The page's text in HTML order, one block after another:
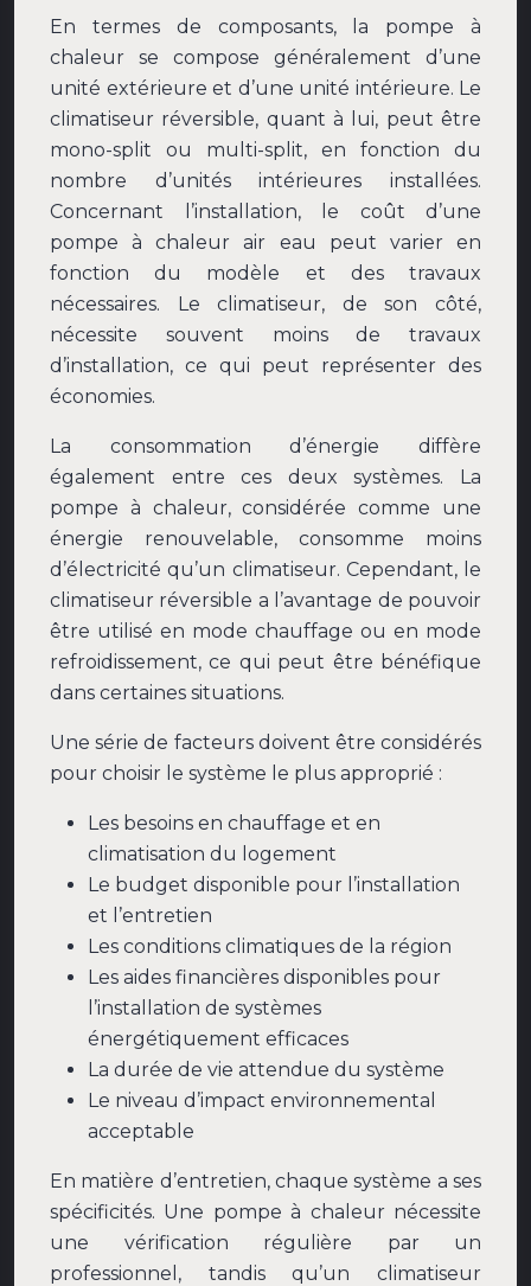
En termes de composants, la pompe à
chaleur se compose généralement d’une
unité extérieure et d’une unité intérieure. Le
climatiseur réversible, quant à lui, peut être
mono-split ou multi-split, en fonction du
nombre d’unités intérieures installées.
Concernant l’installation, le coût d’une
pompe à chaleur air eau peut varier en
fonction du modèle et des travaux
nécessaires. Le climatiseur, de son côté,
nécessite souvent moins de travaux
d’installation, ce qui peut représenter des
économies.
La consommation d’énergie diffère
également entre ces deux systèmes. La
pompe à chaleur, considérée comme une
énergie renouvelable, consomme moins
d’électricité qu’un climatiseur. Cependant, le
climatiseur réversible a l’avantage de pouvoir
être utilisé en mode chauffage ou en mode
refroidissement, ce qui peut être bénéfique
dans certaines situations.
Une série de facteurs doivent être considérés
pour choisir le système le plus approprié :
Les besoins en chauffage et en
climatisation du logement
Le budget disponible pour l’installation
et l’entretien
Les conditions climatiques de la région
Les aides financières disponibles pour
l’installation de systèmes
énergétiquement efficaces
La durée de vie attendue du système
Le niveau d’impact environnemental
acceptable
En matière d’entretien, chaque système a ses
spécificités. Une pompe à chaleur nécessite
une vérification régulière par un
professionnel, tandis qu’un climatiseur